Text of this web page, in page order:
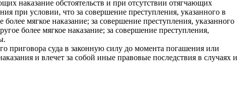
наказание обстоятельств и при отсутствии отягчающих
при условии, что за совершение преступления, указанного в
мягкое наказание; за совершение преступления, указанного
более мягкое наказание; за совершение преступления,
приговора суда в законную силу до момента погашения или
и влечет за собой иные правовые последствия в случаях и